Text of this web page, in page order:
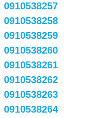
0910538257
0910538258
0910538259
0910538260
0910538261
0910538262
0910538263
0910538264